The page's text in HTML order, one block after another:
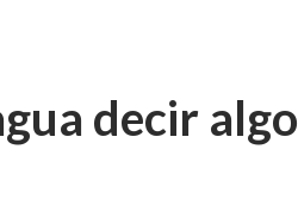
decir algo